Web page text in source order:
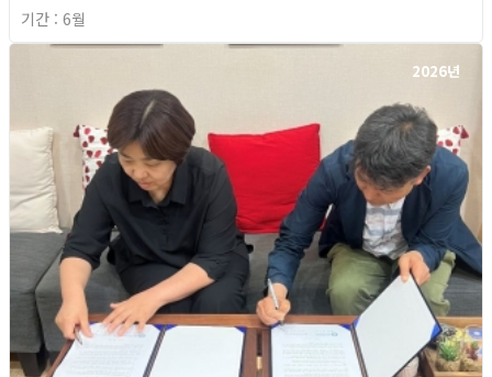
기간 : 6월
2026년